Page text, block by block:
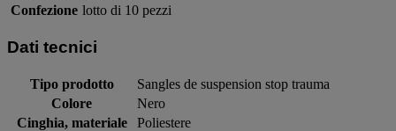
Confezione lotto di 10 pezzi
Dati tecnici
Tipo prodotto
Sangles de suspension stop trauma
Colore
Nero
Cinghia, materiale
Poliestere